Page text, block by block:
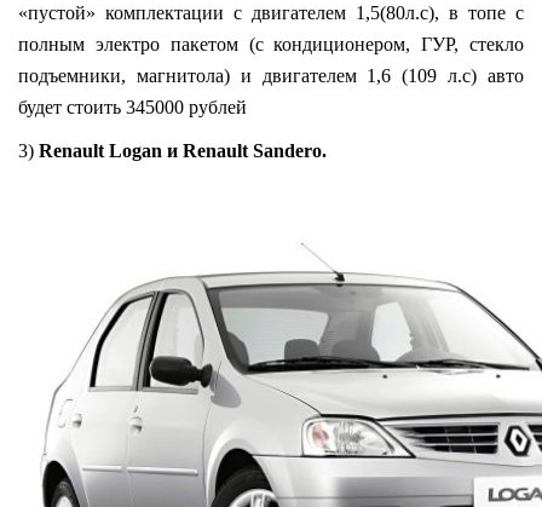
«пустой» комплектации с двигателем 1,5(80л.с), в топе с
полным электро пакетом (с кондиционером, ГУР, стекло
подъемники, магнитола) и двигателем 1,6 (109 л.с) авто
будет стоить 345000 рублей
3) Renault Logan и Renault Sandero.